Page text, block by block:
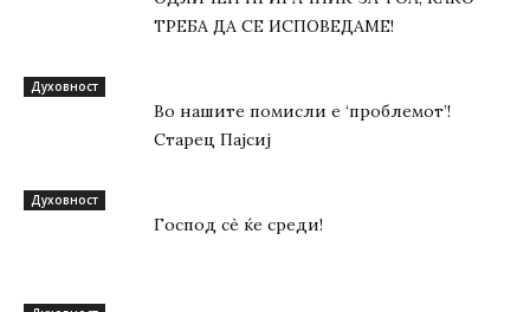
ТРЕБА ДА СЕ ИСПОВЕДАМЕ!
Духовност
Во нашите помисли е ‘проблемот’!
Старец Пајсиј
Духовност
Господ сѐ ќе среди!